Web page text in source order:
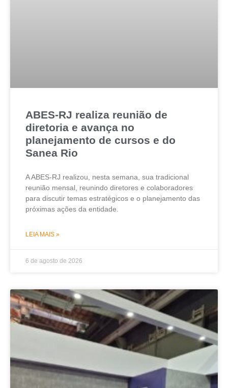
ABES-RJ realiza reunião de
diretoria e avança no
planejamento de cursos e do
Sanea Rio
A ABES-RJ realizou, nesta semana, sua tradicional
reunião mensal, reunindo diretores e colaboradores
para discutir temas estratégicos e o planejamento das
próximas ações da entidade.
LEIA MAIS »
6 de agosto de 2026